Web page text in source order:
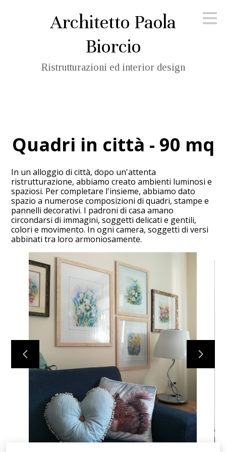
Architetto Paola
Biorcio
Ristrutturazioni ed interior design
HOME
PROGETTI
LA CASA SOSTENIBILE
HOME STAGING
PROGETTONLINE
CONTATTO
Quadri in città - 90 mq
In un alloggio di città, dopo un'attenta
ristrutturazione, abbiamo creato ambienti luminosi e
spaziosi. Per completare l'insieme, abbiamo dato
spazio a numerose composizioni di quadri, stampe e
pannelli decorativi. I padroni di casa amano
circondarsi di immagini, soggetti delicati e gentili,
colori e movimento. In ogni camera, soggetti di versi
abbinati tra loro armoniosamente.